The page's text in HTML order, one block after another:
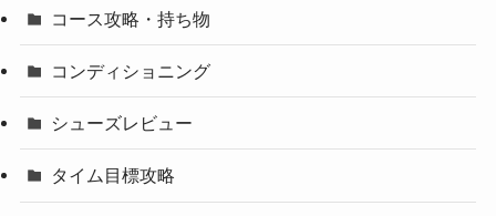
コース攻略・持ち物
コンディショニング
シューズレビュー
タイム目標攻略